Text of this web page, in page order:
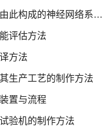
神经网络系统的制作方法
评估方法
方法
生产工艺的制作方法
置与流程
验机的制作方法